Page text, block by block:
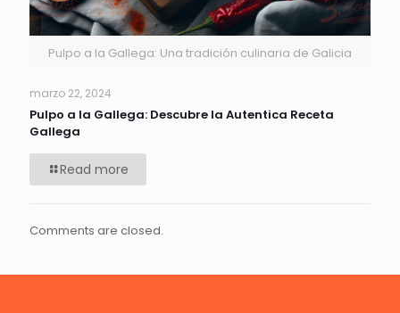
Pulpo a la Gallega: Una tradición culinaria de Galicia
marzo 22, 2024
Pulpo a la Gallega: Descubre la Autentica Receta
Gallega
Read more
Comments are closed.